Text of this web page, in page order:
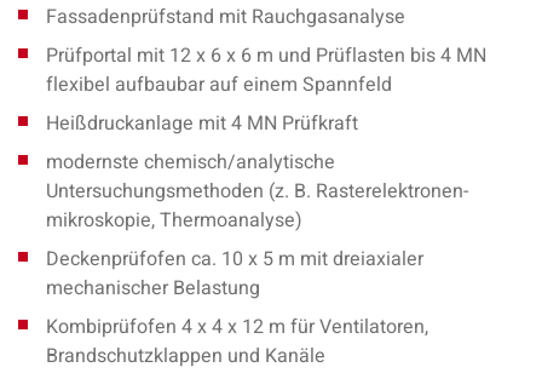
Fassadenprüfstand mit Rauchgasanalyse
Prüfportal mit 12 x 6 x 6 m und Prüflasten bis 4 MN
flexibel aufbaubar auf einem Spannfeld
Heißdruckanlage mit 4 MN Prüfkraft
modernste chemisch/analytische
Untersuchungsmethoden (z. B. Rasterelektronen-
mikroskopie, Thermoanalyse)
Deckenprüfofen ca. 10 x 5 m mit dreiaxialer
mechanischer Belastung
Kombiprüfofen 4 x 4 x 12 m für Ventilatoren,
Brandschutzklappen und Kanäle